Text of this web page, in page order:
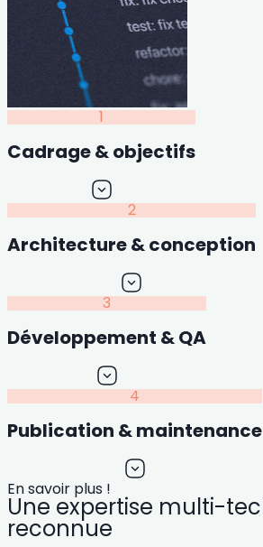
1
Cadrage & objectifs
2
Architecture & conception
3
Développement & QA
4
Publication & maintenance
En savoir plus !
Une expertise multi-
reconnue